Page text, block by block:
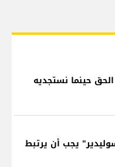
الحق حينما نستجديه
يجب أن يرتبط